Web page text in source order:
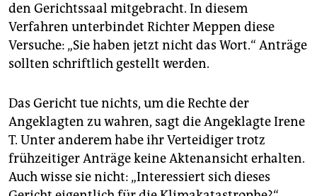
den Gerichtssaal mitgebracht. In diesem
Verfahren unterbindet Richter Meppen diese
Versuche: „Sie haben jetzt nicht das Wort.“ Anträge
sollten schriftlich gestellt werden.
Das Gericht tue nichts, um die Rechte der
Angeklagten zu wahren, sagt die Angeklagte Irene
T. Unter anderem habe ihr Verteidiger trotz
frühzeitiger Anträge keine Aktenansicht erhalten.
Auch wisse sie nicht: „Interessiert sich dieses